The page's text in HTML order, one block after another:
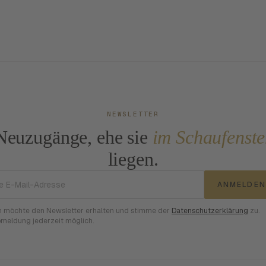
NEWSLETTER
ehe sie im
liegen.
ANMELDEN
möchte den Newsletter erhalten und stimme der Datenschutzerklärung zu.
jederzeit möglich.